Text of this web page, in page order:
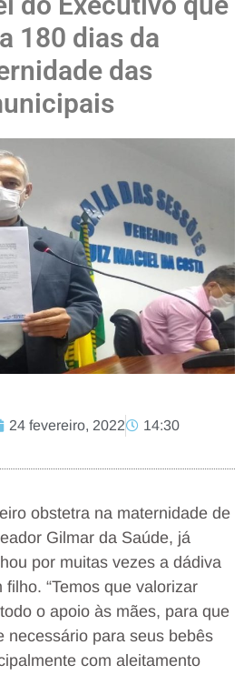
180 dias da
das
24 fevereiro, 2022 14:30
obstetra na maternidade de
Gilmar da Saúde, já
por muitas vezes a dádiva
“Temos que valorizar
o apoio às mães, para que
necessário para seus bebês
com aleitamento